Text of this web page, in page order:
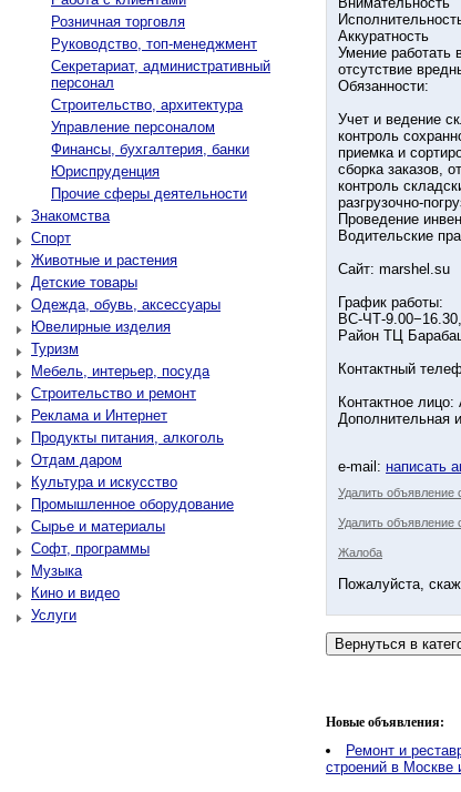
Розничная торговля
Руководство, топ-менеджмент
Секретариат, административный
персонал
Строительство, архитектура
Управление персоналом
Финансы, бухгалтерия, банки
Юриспруденция
Прочие сферы деятельности
Знакомства
Спорт
Животные и растения
Детские товары
Одежда, обувь, аксессуары
Ювелирные изделия
Туризм
Мебель, интерьер, посуда
Строительство и ремонт
Реклама и Интернет
Продукты питания, алкоголь
Отдам даром
Культура и искусство
Промышленное оборудование
Сырье и материалы
Софт, программы
Музыка
Кино и видео
Услуги
Аккуратность
Умение работать
отсутствие
Обязанности:
Учет и ведение
контроль
приемка и
сборка заказов,
контроль
разгрузочно-
Проведение
Водительские
Сайт: marshel.su
График работы:
ВС-ЧТ-
Район ТЦ
Контактный
Контактное
Дополнительная
e-mail: написать
Удалить
Удалить
Жалоба
Пожалуйста,
Новые объявления:
Ремонт и
строений в